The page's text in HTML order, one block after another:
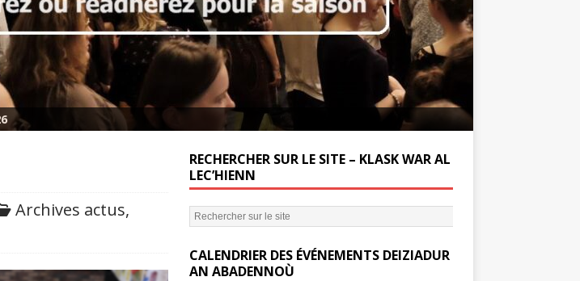
Archives actus,
RECHERCHER SUR LE SITE – KLASK WAR AL
LEC’HIENN
CALENDRIER DES ÉVÉNEMENTS DEIZIADUR
AN ABADENNOÙ